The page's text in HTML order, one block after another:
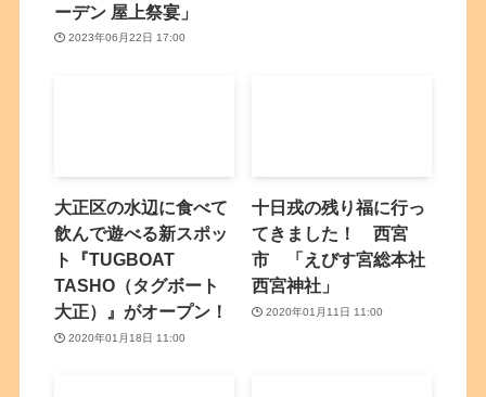
ーデン 屋上祭宴」
2023年06月22日 17:00
大正区の水辺に食べて
飲んで遊べる新スポッ
ト『TUGBOAT
TASHO（タグボート
大正）』がオープン！
2020年01月18日 11:00
十日戎の残り福に行っ
てきました！ 西宮
市 「えびす宮総本社
西宮神社」
2020年01月11日 11:00